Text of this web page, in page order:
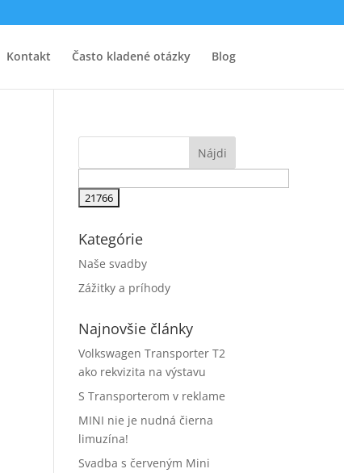
Kontakt Často kladené otázky Blog
Kategórie
Naše svadby
Zážitky a príhody
Najnovšie články
Volkswagen Transporter T2
ako rekvizita na výstavu
S Transporterom v reklame
MINI nie je nudná čierna
limuzína!
Svadba s červeným Mini